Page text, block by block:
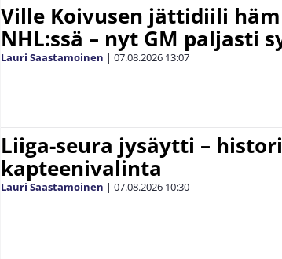
Ville Koivusen jättidiili
NHL:ssä – nyt GM paljasti
Lauri Saastamoinen | 07.08.2026 13:07
Liiga-seura jysäytti –
kapteenivalinta
Lauri Saastamoinen | 07.08.2026 10:30